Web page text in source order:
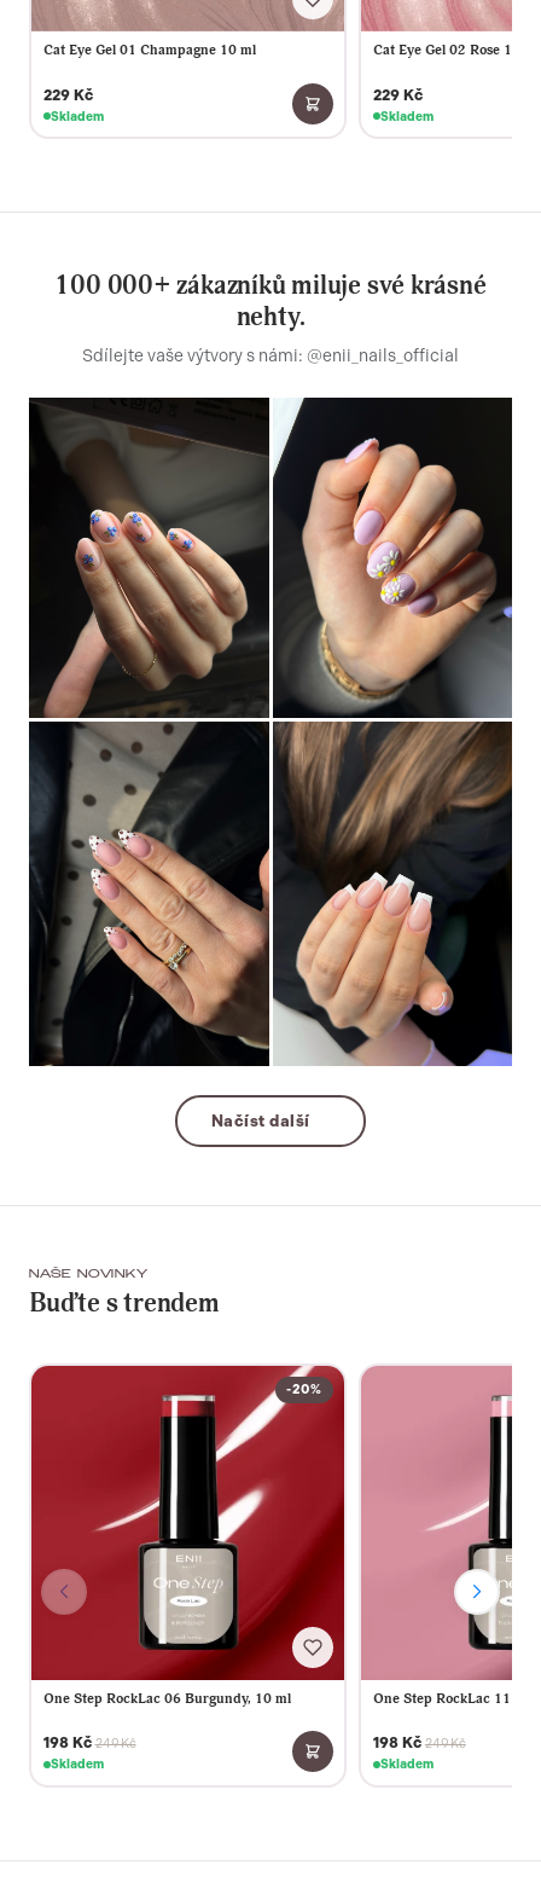
Cat Eye Gel 01 Champagne 10 ml
229 Kč
Skladem
Cat Eye Gel 02 Rose 10 ml
229 Kč
Skladem
100 000+ zákazníků miluje své krásné
nehty.
Sdílejte vaše výtvory s námi: @enii_nails_official
Načíst další
NAŠE NOVINKY
Buďte s trendem
-20%
One Step RockLac 06 Burgundy, 10 ml
198 Kč 249 Kč
Skladem
One Step RockLac 11
198 Kč 249 Kč
Skladem